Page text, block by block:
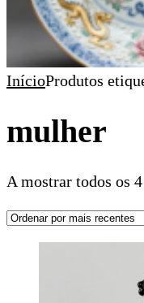
InícioProdutos
mulher
A mostrar todos os